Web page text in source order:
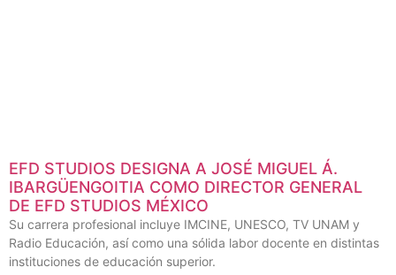
EFD STUDIOS DESIGNA A JOSÉ MIGUEL Á.
IBARGÜENGOITIA COMO DIRECTOR GENERAL
DE EFD STUDIOS MÉXICO
Su carrera profesional incluye IMCINE, UNESCO, TV UNAM y
Radio Educación, así como una sólida labor docente en distintas
instituciones de educación superior.